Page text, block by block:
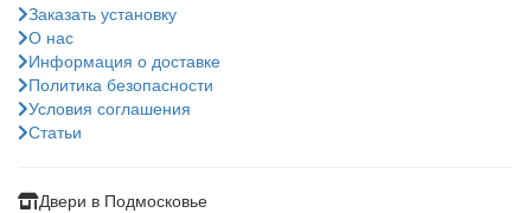
Заказать установку
О нас
Информация о доставке
Политика безопасности
Условия соглашения
Статьи
Двери в Подмосковье